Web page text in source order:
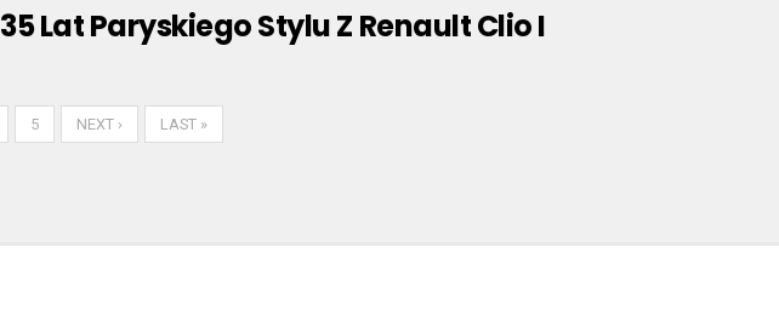
35 Lat Paryskiego Stylu Z Renault Clio I
5 NEXT › LAST »